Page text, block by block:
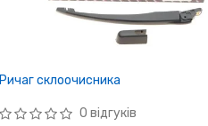
Ричаг склоочисника
0 відгуків